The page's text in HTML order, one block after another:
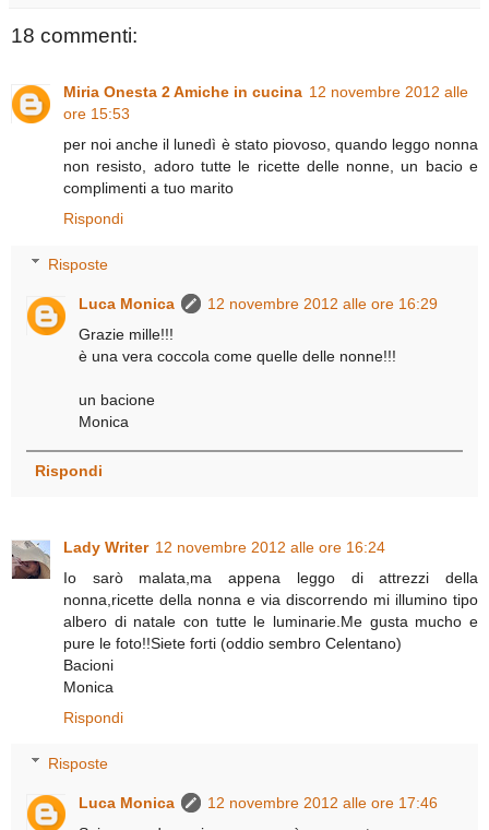
18 commenti:
Miria Onesta 2 Amiche in cucina 12 novembre 2012 alle
ore 15:53
per noi anche il lunedì è stato piovoso, quando leggo nonna
non resisto, adoro tutte le ricette delle nonne, un bacio e
complimenti a tuo marito
Rispondi
Risposte
Luca Monica
12 novembre 2012 alle ore 16:29
Grazie mille!!!
è una vera coccola come quelle delle nonne!!!
un bacione
Monica
Rispondi
Lady Writer 12 novembre 2012 alle ore 16:24
Io sarò malata,ma appena leggo di attrezzi della
nonna,ricette della nonna e via discorrendo mi illumino tipo
albero di natale con tutte le luminarie.Me gusta mucho e
pure le foto!!Siete forti (oddio sembro Celentano)
Bacioni
Monica
Rispondi
Risposte
Luca Monica
12 novembre 2012 alle ore 17:46